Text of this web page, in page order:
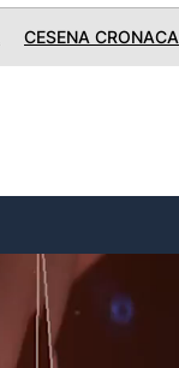
CESENA CRONACA